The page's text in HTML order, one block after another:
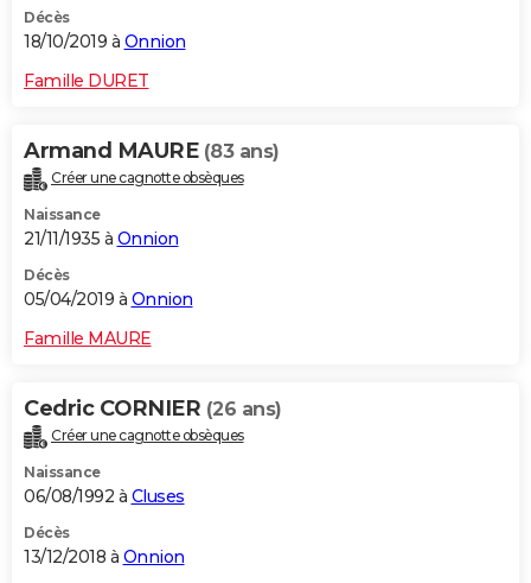
Décès
18/10/2019 à Onnion
Famille DURET
Armand MAURE (83 ans)
Créer une cagnotte obsèques
Naissance
21/11/1935 à Onnion
Décès
05/04/2019 à Onnion
Famille MAURE
Cedric CORNIER (26 ans)
Créer une cagnotte obsèques
Naissance
06/08/1992 à Cluses
Décès
13/12/2018 à Onnion